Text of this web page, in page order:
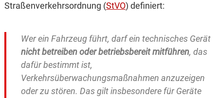
Straßenverkehrsordnung (StVO) definiert:
Wer ein Fahrzeug führt, darf ein technisches Gerät
nicht betreiben oder betriebsbereit mitführen, das
dafür bestimmt ist,
Verkehrsüberwachungsmaßnahmen anzuzeigen
oder zu stören. Das gilt insbesondere für Geräte